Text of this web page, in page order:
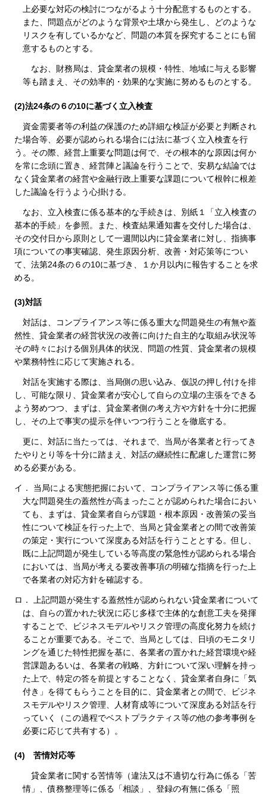
上必要な対応の検討につながるよう十分配意するものとする。
また、問題点がどのような背景や土壌から発生し、どのような
リスクを有しているかなど、問題の本質を探究することにも留
意するものとする。
なお、財務局は、貸金業者の規模・特性、地域に与える影響
等も踏まえ、その効率的・効果的な実施に努めるものとする。
(2)法24条の６の10に基づく立入検査
資金需要者等の利益の保護のため詳細な検証が必要と判断され
た場合等、必要が認められる場合には法に基づく立入検査を行
う。その際、経営上重要な問題は何で、その根本的な原因は何か
を常に念頭に置き、経営陣と議論を行うことで、安易な結論では
なく貸金業者の経営や金融行政上重要な課題について根幹に根差
した議論を行うよう心掛ける。
なお、立入検査に係る基本的な手続きは、別紙１「立入検査の
基本的手続」を参照。また、検査結果通知書を交付した場合は、
その交付日から原則として一週間以内に貸金業者に対し、指摘事
項についての事実確認、発生原因分析、改善・対応策等につい
て、法第24条の６の10に基づき、１か月以内に報告することを求
める。
(3)対話
対話は、コンプライアンス等に係る重大な問題発生の有無や蓋
然性、貸金業者の経営状況の改善に向けた自主的な取組み状況等
その時々における個別具体的状況、問題の性質、貸金業者の規模
や業務特性に応じて実施される。
対話を実施する際は、当局側の思い込み、仮説の押し付けを排
し、可能な限り、貸金業者が安心して自らの立場の主張をできる
よう努めつつ、まずは、貸金業者側の考え方や方針を十分に把握
し、その上で事実の提示を伴いつつ行うことを徹底する。
更に、対話に当たっては、それまで、当局が各業者と行ってき
たやりとり等を十分に踏まえ、対話の継続性に配慮した運営に努
める必要がある。
イ． 当局による実態把握において、コンプライアンス等に係る重
大な問題発生の蓋然性が高まったことが認められた場合におい
ても、まずは、貸金業者自らが課題・根本原因・改善策の妥当
性について検証を行った上で、当局と貸金業者との間で改善策
の策定・実行について深度ある対話を行うこととする。但し、
既に上記問題が発生している等高度の緊急性が認められる場合
においては、当局が考える要改善事項の明確な指摘を行った上
で各業者の対応方針を確認する。
ロ． 上記問題が発生する蓋然性が認められない貸金業者について
は、自らの置かれた状況に応じ多様で主体的な創意工夫を発揮
することで、ビジネスモデルやリスク管理の高度化努力を続け
ることが重要である。そこで、当局としては、日頃のモニタリ
ングを通じた特性把握を基に、各業者の置かれた経営環境や経
営課題あるいは、各業者の戦略、方針について深い理解を持っ
た上で、特定の答を前提とすることなく、貸金業者自身に「気
付き」を得てもらうことを目的に、貸金業者との間で、ビジネ
スモデルやリスク管理、人材育成等について深度ある対話を行
っていく（この過程でベストプラクティス等の他の参考事例を
必要に応じて共有する）。
(4) 苦情対応等
貸金業者に関する苦情等（違法又は不適切な行為に係る「苦
情」、債務整理等に係る「相談」、登録の有無に係る「照